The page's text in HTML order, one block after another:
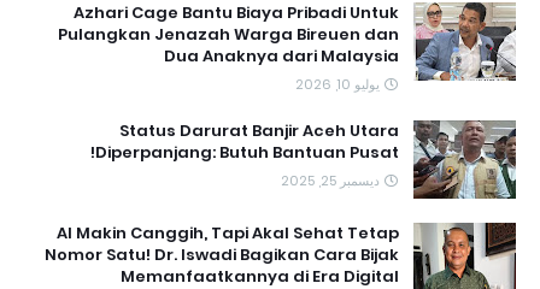
Azhari Cage Bantu Biaya Pribadi Untuk
Pulangkan Jenazah Warga Bireuen dan
Dua Anaknya dari Malaysia
يوليو 10, 2026
Status Darurat Banjir Aceh Utara
Diperpanjang: Butuh Bantuan Pusat!
ديسمبر 25, 2025
AI Makin Canggih, Tapi Akal Sehat Tetap
Nomor Satu! Dr. Iswadi Bagikan Cara Bijak
Memanfaatkannya di Era Digital